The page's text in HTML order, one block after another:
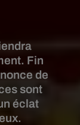
Fin
de
sont
éclat